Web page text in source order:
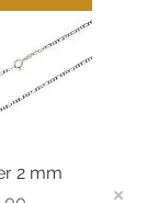
2 mm